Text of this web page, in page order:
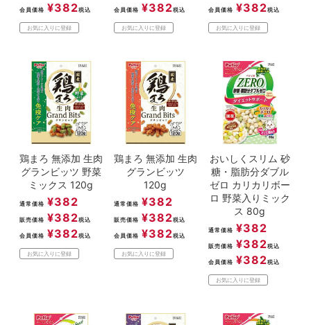
会員価格 ¥382税込
お気に入りに登録
会員価格 ¥382税込
お気に入りに登録
会員価格 ¥382税込
お気に入りに登録
鶏まろ 無添加 生肉
グランビッツ 野菜
ミックス 120g
通常価格 ¥382
販売価格 ¥382税込
会員価格 ¥382税込
お気に入りに登録
鶏まろ 無添加 生肉
グランビッツ
120g
通常価格 ¥382
販売価格 ¥382税込
会員価格 ¥382税込
お気に入りに登録
おいしくスリム 砂
糖・脂肪分ダブル
ゼロ カリカリボー
ロ 野菜入りミック
ス 80g
通常価格 ¥382
販売価格 ¥382税込
会員価格 ¥382税込
お気に入りに登録